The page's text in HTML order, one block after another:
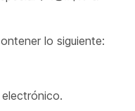
lo siguiente: